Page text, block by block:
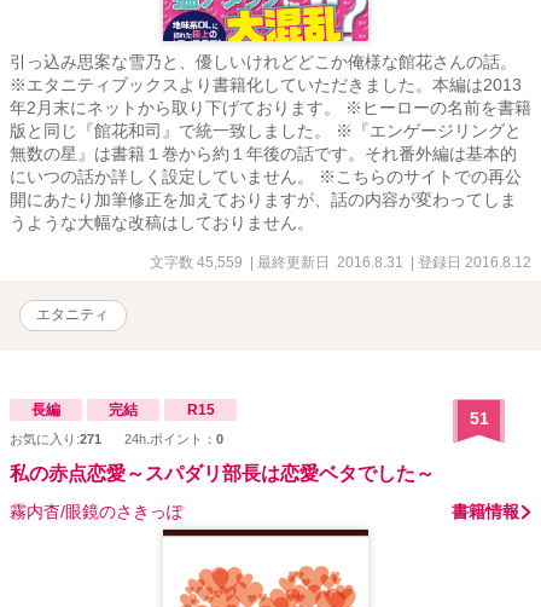
引っ込み思案な雪乃と、優しいけれどどこか俺様な館花さんの話。
※エタニティブックスより書籍化していただきました。本編は2013
年2月末にネットから取り下げております。 ※ヒーローの名前を書籍
版と同じ『館花和司』で統一致しました。 ※『エンゲージリングと
無数の星』は書籍１巻から約１年後の話です。それ番外編は基本的
にいつの話か詳しく設定していません。 ※こちらのサイトでの再公
開にあたり加筆修正を加えておりますが、話の内容が変わってしま
うような大幅な改稿はしておりません。
文字数 45,559 | 最終更新日 2016.8.31 | 登録日 2016.8.12
エタニティ
長編 完結 R15
お気に入り:271 24h.ポイント： 0
51
私の赤点恋愛～スパダリ部長は恋愛ベタでした～
霧内杳/眼鏡のさきっぽ 書籍情報